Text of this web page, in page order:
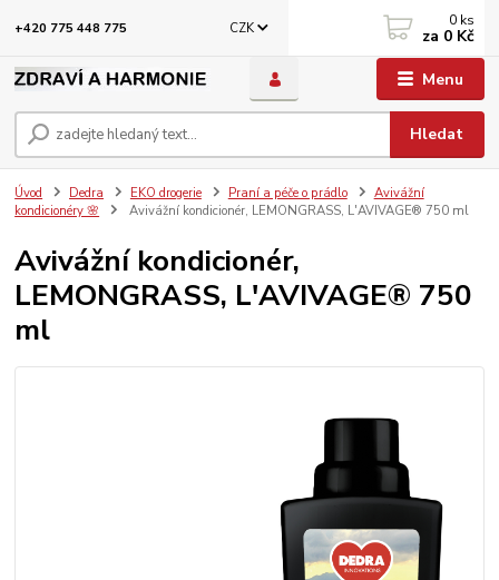
Menu
CZK
Hledat
+420 775 448 775 0 ks
za 0 Kč
Úvod Dedra EKO drogerie Praní a péče o prádlo
Avivážní
kondicionéry 🌸
Avivážní kondicionér, LEMONGRASS, L'AVIVAGE® 750 ml
Avivážní kondicionér,
LEMONGRASS, L'AVIVAGE® 750
ml